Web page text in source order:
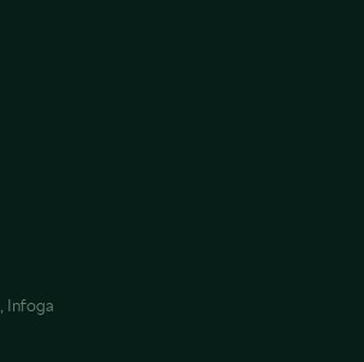
Infoga